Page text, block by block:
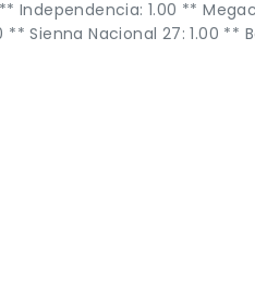
Independencia: 1.00 **
** Sienna Nacional 27: 1.00 **